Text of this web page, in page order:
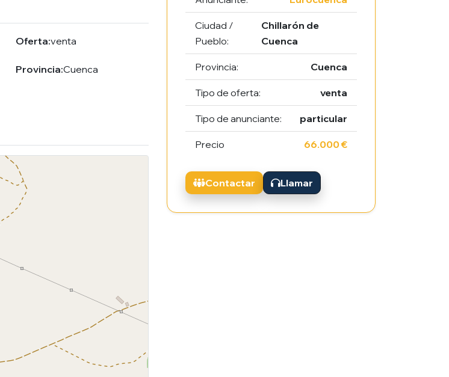
Oferta:venta
Provincia:Cuenca
Ciudad /
Pueblo:
Chillarón de
Cuenca
Provincia: Cuenca
Tipo de oferta: venta
Tipo de anunciante: particular
Precio 66.000 €
Contactar Llamar